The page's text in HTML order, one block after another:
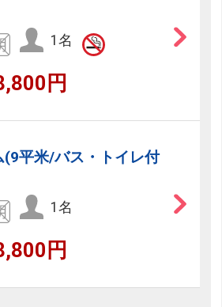
1名
円
(9平米/バス・トイレ付
1名
円